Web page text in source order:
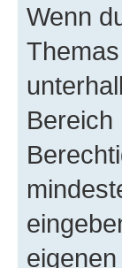
Wenn
Bereich